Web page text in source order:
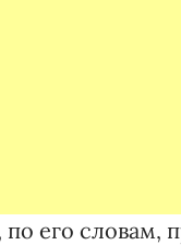
его словам,